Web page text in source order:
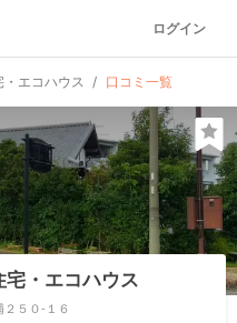
ログイン
エコハウス 口コミ一覧
・エコハウス
５０-１６